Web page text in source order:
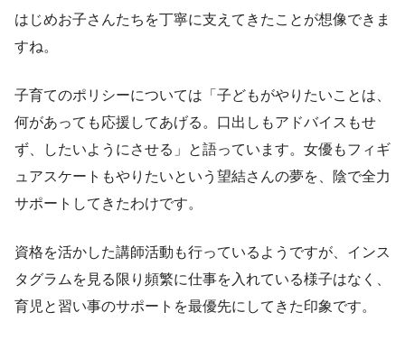
はじめお子さんたちを丁寧に支えてきたことが想像できま
すね。
子育てのポリシーについては「子どもがやりたいことは、
何があっても応援してあげる。口出しもアドバイスもせ
ず、したいようにさせる」と語っています。女優もフィギ
ュアスケートもやりたいという望結さんの夢を、陰で全力
サポートしてきたわけです。
資格を活かした講師活動も行っているようですが、インス
タグラムを見る限り頻繁に仕事を入れている様子はなく、
育児と習い事のサポートを最優先にしてきた印象です。